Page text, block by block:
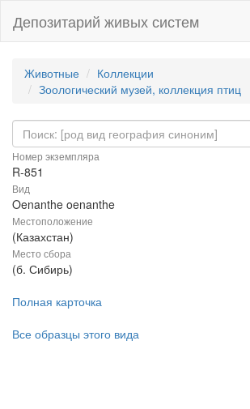
Депозитарий живых систем
Животные
Коллекции
Зоологический музей, коллекция птиц
Номер экземпляра
R-851
Вид
Oenanthe oenanthe
Местоположение
(Казахстан)
Место сбора
(б. Сибирь)
Полная карточка
Все образцы этого вида